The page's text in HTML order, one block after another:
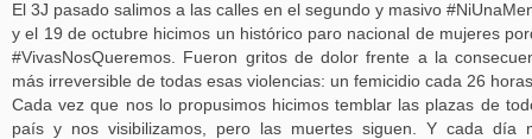
El 3J pasado salimos a las calles en el segundo y masivo
y el 19 de octubre hicimos un histórico paro nacional de mujeres
#VivasNosQueremos. Fueron gritos de dolor frente a la
más irreversible de todas esas violencias: un femicidio cada 26
Cada vez que nos lo propusimos hicimos temblar las plazas de
país y nos visibilizamos, pero las muertes siguen. Y cada día